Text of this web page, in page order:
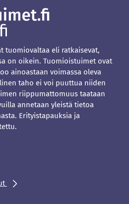
tuomiovaltaa eli ratkaisevat,
on oikein. Tuomioistuimet ovat
ainoastaan voimassa oleva
taho ei voi puuttua niiden
riippumattomuus taataan
annetaan yleistä tietoa
Erityistapauksia ja